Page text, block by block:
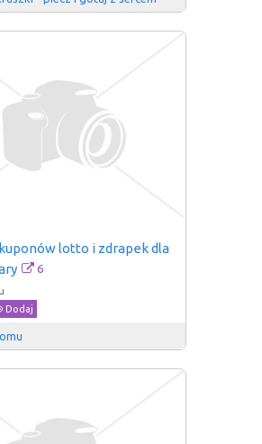
lotto i zdrapek dla
6
Dodaj